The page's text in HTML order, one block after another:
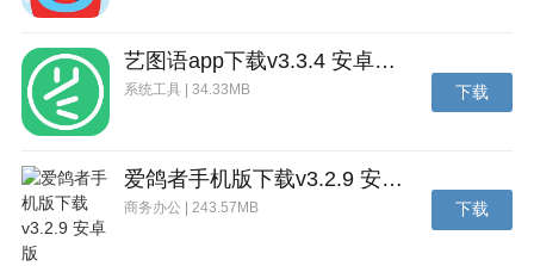
艺图语app下载v3.3.4 安卓免费版
系统工具 | 34.33MB 下载
爱鸽者手机版下载v3.2.9 安卓版
商务办公 | 243.57MB 下载